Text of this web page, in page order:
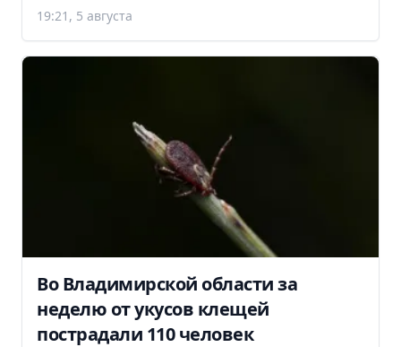
19:21, 5 августа
Во Владимирской области за
неделю от укусов клещей
пострадали 110 человек